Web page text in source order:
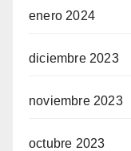
enero 2024
diciembre 2023
noviembre 2023
octubre 2023